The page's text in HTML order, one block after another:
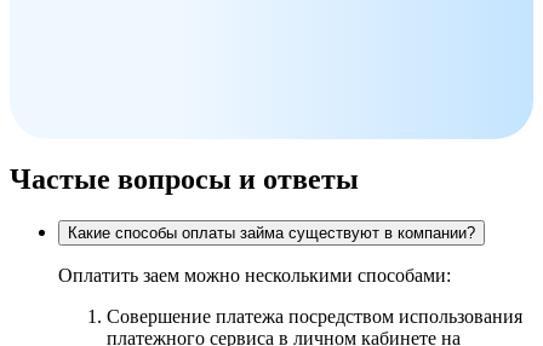
Частые вопросы и ответы
Какие способы оплаты займа существуют в компании?
Оплатить заем можно несколькими способами:
Совершение платежа посредством использования
платежного сервиса в личном кабинете на